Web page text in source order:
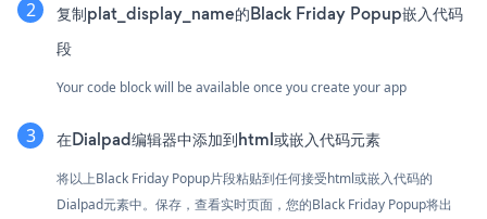
复制plat_display_name的Black Friday Popup嵌入代码
段
Your code block will be available once you create your app
在Dialpad编辑器中添加到html或嵌入代码元素
将以上Black Friday Popup片段粘贴到任何接受html或嵌入代码的
Dialpad元素中。保存，查看实时页面，您的Black Friday Popup将出